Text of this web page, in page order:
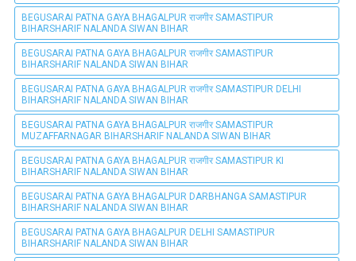
BEGUSARAI PATNA GAYA BHAGALPUR राजगीर SAMASTIPUR
BIHARSHARIF NALANDA SIWAN BIHAR
BEGUSARAI PATNA GAYA BHAGALPUR राजगीर SAMASTIPUR
BIHARSHARIF NALANDA SIWAN BIHAR
BEGUSARAI PATNA GAYA BHAGALPUR राजगीर SAMASTIPUR DELHI
BIHARSHARIF NALANDA SIWAN BIHAR
BEGUSARAI PATNA GAYA BHAGALPUR राजगीर SAMASTIPUR
MUZAFFARNAGAR BIHARSHARIF NALANDA SIWAN BIHAR
BEGUSARAI PATNA GAYA BHAGALPUR राजगीर SAMASTIPUR KI
BIHARSHARIF NALANDA SIWAN BIHAR
BEGUSARAI PATNA GAYA BHAGALPUR DARBHANGA SAMASTIPUR
BIHARSHARIF NALANDA SIWAN BIHAR
BEGUSARAI PATNA GAYA BHAGALPUR DELHI SAMASTIPUR
BIHARSHARIF NALANDA SIWAN BIHAR